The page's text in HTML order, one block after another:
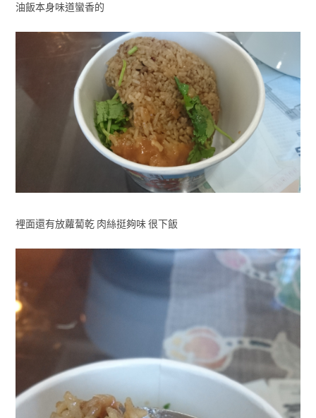
油飯本身味道蠻香的
裡面還有放蘿蔔乾 肉絲挺夠味 很下飯